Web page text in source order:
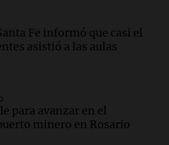
y terminó
libres y sancionará las
Fe informó que casi el
asistió a las aulas
para avanzar en el
minero en Rosario